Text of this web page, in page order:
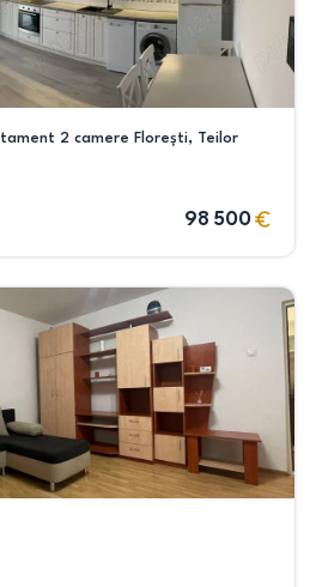
2 camere Florești, Teilor
98 500